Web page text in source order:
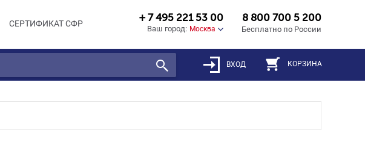
СЕРТИФИКАТ СФР
+ 7 495 221 53 00
Ваш город: Москва
8 800 700 5 200
Бесплатно по России
ВХОД КОРЗИНА